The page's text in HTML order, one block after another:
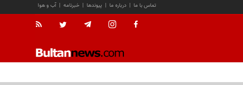
آب و هوا | خبرنامه | پیوندها | درباره ما | تماس با ما